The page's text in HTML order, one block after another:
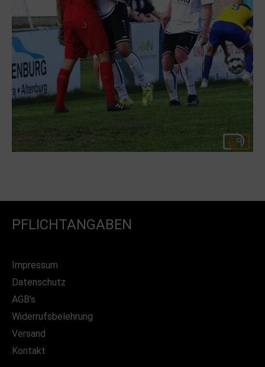
PFLICHTANGABEN
Impressum
Datenschutz
AGB’s
Widerrufsbelehrung
Versand
Kontakt